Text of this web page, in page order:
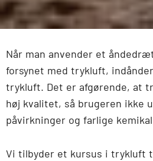
Når man anvender et
forsynet med trykluft,
trykluft. Det er afgørende, at
høj kvalitet, så brugeren ikke
påvirkninger og farlige
Vi tilbyder et kursus i